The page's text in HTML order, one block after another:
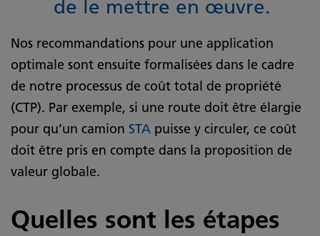
de le mettre en œuvre.
Nos recommandations pour une application
optimale sont ensuite formalisées dans le cadre
de notre processus de coût total de propriété
(CTP). Par exemple, si une route doit être élargie
pour qu’un camion STA puisse y circuler, ce coût
doit être pris en compte dans la proposition de
valeur globale.
Quelles sont les étapes